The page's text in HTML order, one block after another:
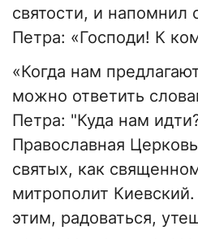
святости, и напомнил
Петра: «Господи! К
«Когда нам
можно ответить
Петра: "Куда нам
Православная
святых, как
митрополит
этим, радоваться,